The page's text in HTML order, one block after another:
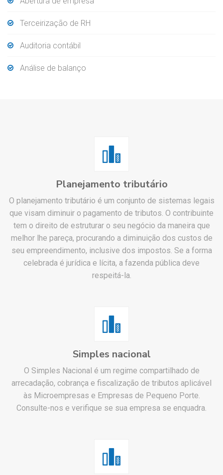
Terceirização de RH
Auditoria contábil
Análise de balanço
Planejamento tributário
O planejamento tributário é um conjunto de sistemas legais
que visam diminuir o pagamento de tributos. O contribuinte
tem o direito de estruturar o seu negócio da maneira que
melhor lhe pareça, procurando a diminuição dos custos de
seu empreendimento, inclusive dos impostos. Se a forma
celebrada é jurídica e lícita, a fazenda pública deve
respeitá-la.
Simples nacional
O Simples Nacional é um regime compartilhado de
arrecadação, cobrança e fiscalização de tributos aplicável
às Microempresas e Empresas de Pequeno Porte.
Consulte-nos e verifique se sua empresa se enquadra.